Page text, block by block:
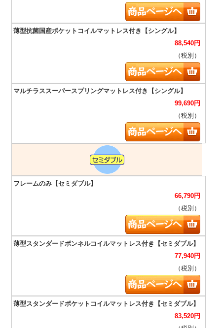
88,540円
（税別）
99,690円
（税別）
66,790円
（税別）
77,940円
（税別）
83,520円